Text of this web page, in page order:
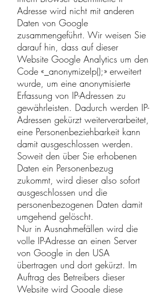
Adresse wird nicht mit anderen
Daten von Google
zusammengeführt. Wir weisen Sie
darauf hin, dass auf dieser
Website Google Analytics um den
Code «_anonymizeIp();» erweitert
wurde, um eine anonymisierte
Erfassung von IP-Adressen zu
gewährleisten. Dadurch werden IP-
Adressen gekürzt weiterverarbeitet,
eine Personenbeziehbarkeit kann
damit ausgeschlossen werden.
Soweit den über Sie erhobenen
Daten ein Personenbezug
zukommt, wird dieser also sofort
ausgeschlossen und die
personenbezogenen Daten damit
umgehend gelöscht.
Nur in Ausnahmefällen wird die
volle IP-Adresse an einen Server
von Google in den USA
übertragen und dort gekürzt. Im
Auftrag des Betreibers dieser
Website wird Google diese